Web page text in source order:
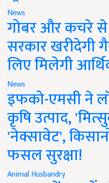
News
गोबर और कचरे से
सरकार खरीदेगी
लिए मिलेगी
News
इफको-एमसी ने
कृषि उत्पाद,
'नेक्सावेट',
फसल सुरक्षा!
Animal Husbandry